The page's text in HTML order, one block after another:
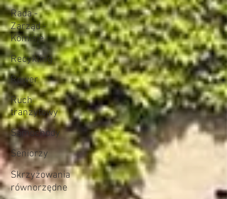
Rada -
Zarząd -
Komisje
Recykling
Rower
Ruch
tranzytowy
Samochody
Seniorzy
Skrzyżowania
równorzędne